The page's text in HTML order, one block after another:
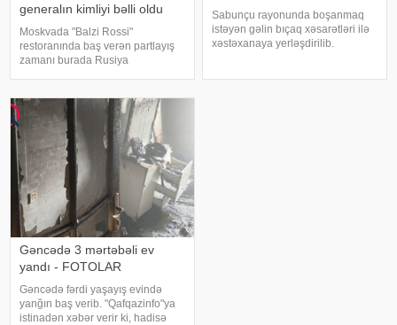
generalın kimliyi bəlli oldu
Moskvada "Balzi Rossi"
restoranında baş verən partlayış
zamanı burada Rusiya
Aleksandr Çaykonun ad gününün
qeyd edildiyi barədə məlumat
yayılıb. KONKRET.azxəbə
Sabunçu rayonunda boşanmaq
istəyən gəlin bıçaq xəsarətləri ilə
xəstəxanaya yerləşdirilib.
Gəncədə 3 mərtəbəli ev
yandı - FOTOLAR
Gəncədə fərdi yaşayış evində
yanğın baş verib. "Qafqazinfo"ya
istinadən xəbər verir ki, hadisə